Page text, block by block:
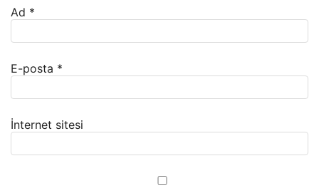
Ad *
E-posta *
İnternet sitesi